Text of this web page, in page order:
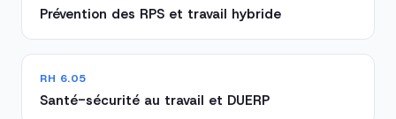
Prévention des RPS et travail hybride
RH 6.05
Santé-sécurité au travail et DUERP